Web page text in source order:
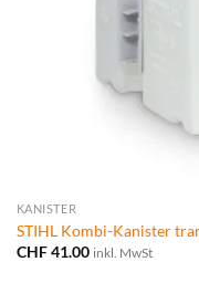
KANISTER
STIHL Kombi-Kanister
CHF41.00 inkl. MwSt